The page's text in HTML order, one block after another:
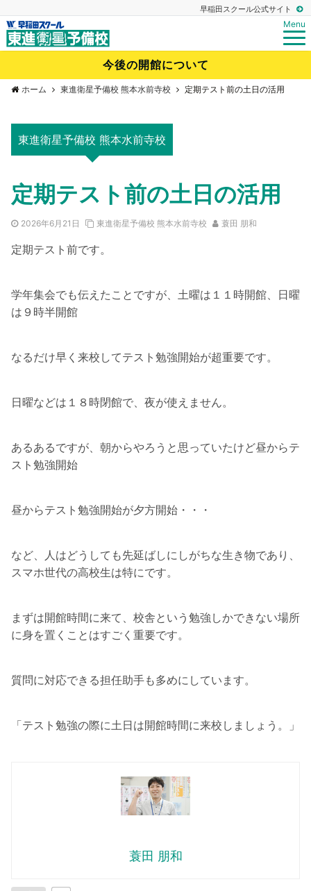
早稲田スクール公式サイト
Menu
今後の開館について
ホーム 東進衛星予備校 熊本水前寺校 定期テスト前の土日の活用
東進衛星予備校 熊本水前寺校
定期テスト前の土日の活用
2026年6月21日 東進衛星予備校 熊本水前寺校 蓑田 朋和
定期テスト前です。
学年集会でも伝えたことですが、土曜は１１時開館、日曜
は９時半開館
なるだけ早く来校してテスト勉強開始が超重要です。
日曜などは１８時閉館で、夜が使えません。
あるあるですが、朝からやろうと思っていたけど昼からテ
スト勉強開始
昼からテスト勉強開始が夕方開始・・・
など、人はどうしても先延ばしにしがちな生き物であり、
スマホ世代の高校生は特にです。
まずは開館時間に来て、校舎という勉強しかできない場所
に身を置くことはすごく重要です。
質問に対応できる担任助手も多めにしています。
「テスト勉強の際に土日は開館時間に来校しましょう。」
蓑田 朋和